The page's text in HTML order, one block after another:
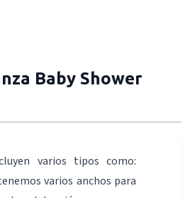
Baby Shower
varios tipos como:
varios anchos para